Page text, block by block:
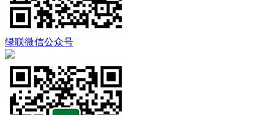
绿联微信公众号